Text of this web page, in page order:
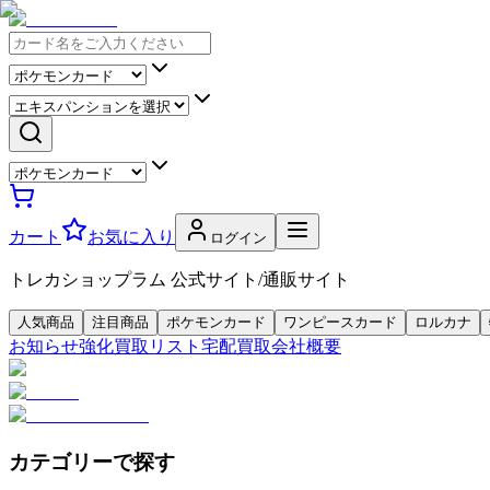
カート お気に入り ログイン
トレカショップラム 公式サイト/通販サイト
人気商品 注目商品 ポケモンカード ワンピースカード ロルカナ
お知らせ強化買取リスト 宅配買取会社概要
カテゴリーで探す